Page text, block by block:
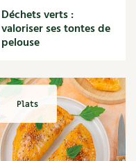
Déchets verts :
valoriser ses tontes de
pelouse
Plats